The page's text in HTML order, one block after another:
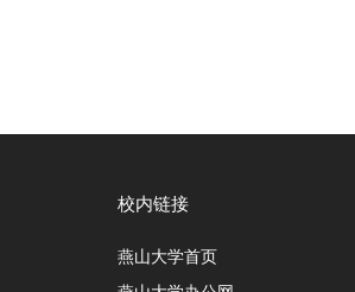
校内链接
燕山大学首页